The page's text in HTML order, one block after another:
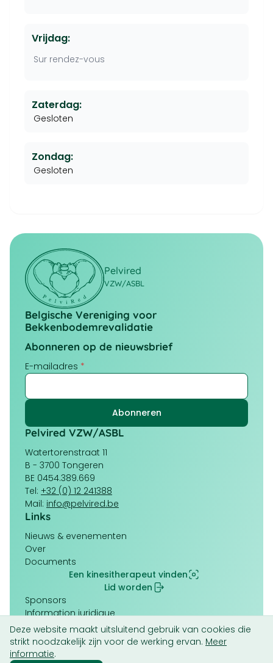
Vrijdag:
Sur rendez-vous
Zaterdag:
Gesloten
Zondag:
Gesloten
Pelvired
VZW/ASBL
Belgische Vereniging voor
Bekkenbodemrevalidatie
Abonneren op de nieuwsbrief
E-mailadres *
Pelvired VZW/ASBL
Watertorenstraat 11
B - 3700 Tongeren
BE 0454.389.669
Tel: +32 (0) 12 241388
Mail: info@pelvired.be
Links
Navigation
principale
Nieuws & evenementen
Over
Documents
Een kinesitherapeut vinden
Lid worden
Pied
de
page
Sponsors
Information juridique
Conditions générales
Politique de cookies (UE)
Deze website maakt uitsluitend gebruik van cookies die
strikt noodzakelijk zijn voor de werking ervan. Meer
informatie.